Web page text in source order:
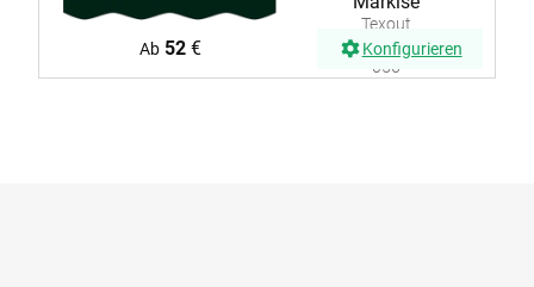
Texout
Glänzend
056
Ab 52€ Konfigurieren